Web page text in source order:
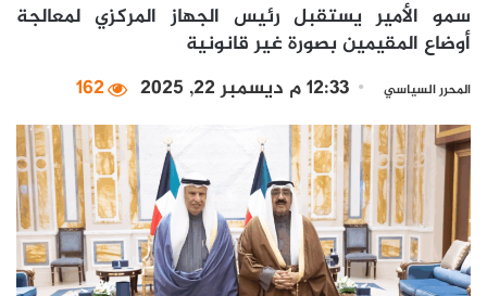
سمو الأمير يستقبل رئيس الجهاز المركزي لمعالجة
أوضاع المقيمين بصورة غير قانونية
المحرر السياسي 12:33 م ديسمبر 22, 2025 162